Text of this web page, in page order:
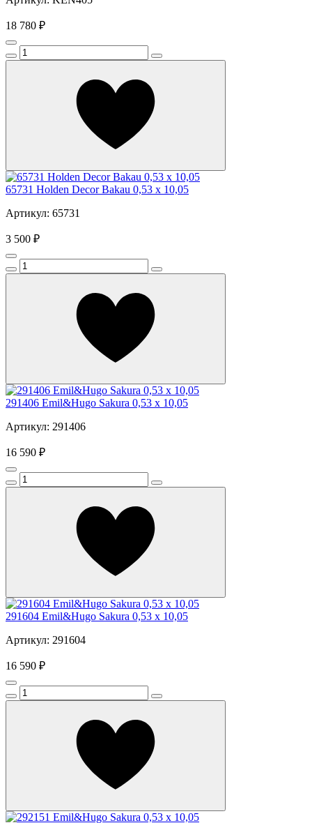
18 780 ₽
65731 Holden Decor Bakau 0,53 x 10,05
Артикул: 65731
3 500 ₽
291406 Emil&Hugo Sakura 0,53 x 10,05
Артикул: 291406
16 590 ₽
291604 Emil&Hugo Sakura 0,53 x 10,05
Артикул: 291604
16 590 ₽